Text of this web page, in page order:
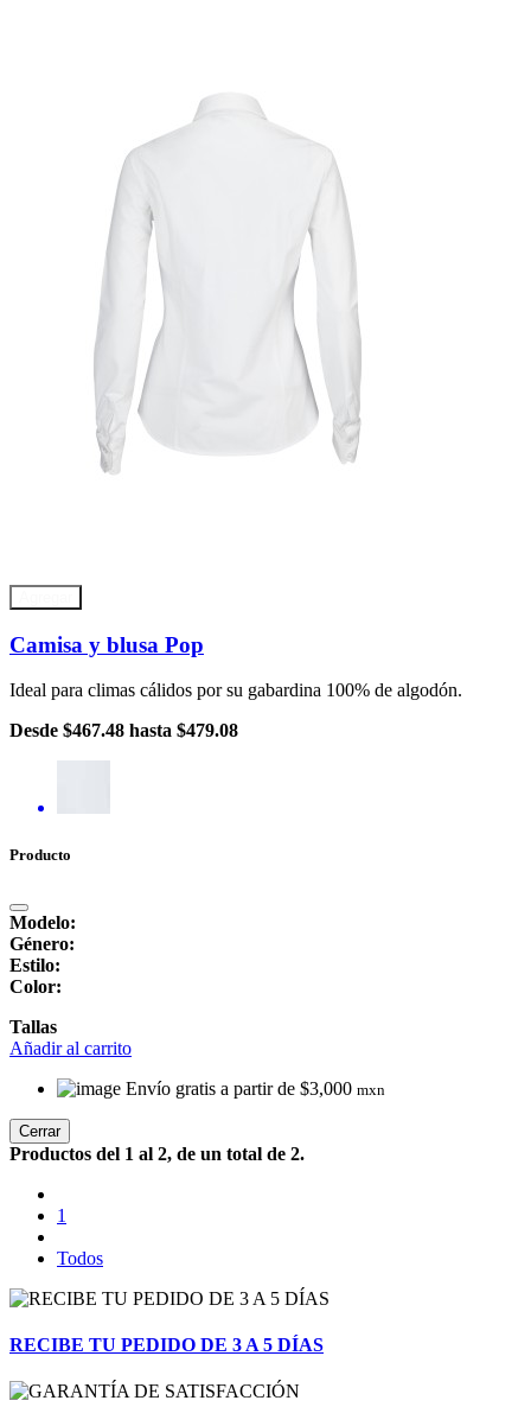
Camisa y blusa Pop
Ideal para climas cálidos por su gabardina 100% de algodón.
Desde $467.48 hasta $479.08
Producto
Modelo:
Género:
Estilo:
Color:
Tallas
Añadir al carrito
Envío gratis a partir de $3,000 mxn
Cerrar
Productos del 1 al 2, de un total de 2.
1
Todos
RECIBE TU PEDIDO DE 3 A 5 DÍAS